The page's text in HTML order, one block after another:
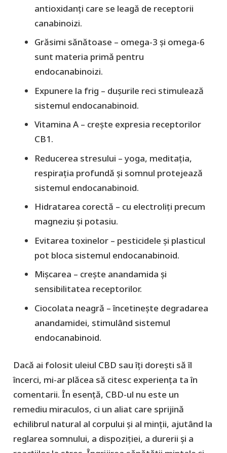
antioxidanți care se leagă de receptorii
canabinoizi.
Grăsimi sănătoase – omega-3 și omega-6
sunt materia primă pentru
endocanabinoizi.
Expunere la frig – dușurile reci stimulează
sistemul endocanabinoid.
Vitamina A – crește expresia receptorilor
CB1.
Reducerea stresului – yoga, meditația,
respirația profundă și somnul protejează
sistemul endocanabinoid.
Hidratarea corectă – cu electroliți precum
magneziu și potasiu.
Evitarea toxinelor – pesticidele și plasticul
pot bloca sistemul endocanabinoid.
Mișcarea – crește anandamida și
sensibilitatea receptorilor.
Ciocolata neagră – încetinește degradarea
anandamidei, stimulând sistemul
endocanabinoid.
Dacă ai folosit uleiul CBD sau îți dorești să îl
încerci, mi-ar plăcea să citesc experiența ta în
comentarii. În esență, CBD-ul nu este un
remediu miraculos, ci un aliat care sprijină
echilibrul natural al corpului și al minții, ajutând la
reglarea somnului, a dispoziției, a durerii și a